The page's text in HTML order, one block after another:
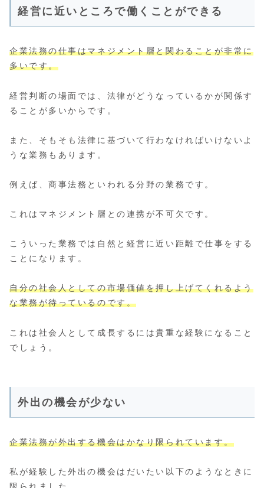
経営に近いところで働くことができる
企業法務の仕事はマネジメント層と関わることが非常に
多いです。
経営判断の場面では、法律がどうなっているかが関係す
ることが多いからです。
また、そもそも法律に基づいて行わなければいけないよ
うな業務もあります。
例えば、商事法務といわれる分野の業務です。
これはマネジメント層との連携が不可欠です。
こういった業務では自然と経営に近い距離で仕事をする
ことになります。
自分の社会人としての市場価値を押し上げてくれるよう
な業務が待っているのです。
これは社会人として成長するには貴重な経験になること
でしょう。
外出の機会が少ない
企業法務が外出する機会はかなり限られています。
私が経験した外出の機会はだいたい以下のようなときに